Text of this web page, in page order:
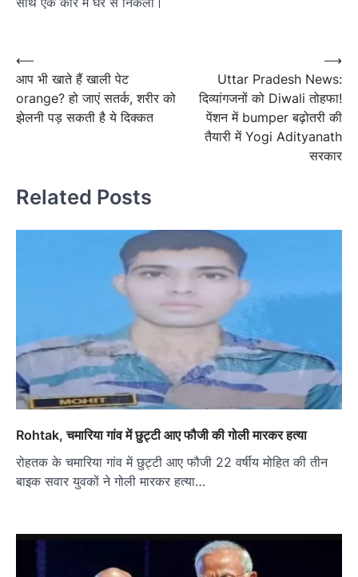
navigation
Post
navigation
⟵
आप भी खाते हैं खाली पेट
orange? हो जाएं सतर्क, शरीर को
झेलनी पड़ सकती है ये दिक्कत
Uttar Pradesh News:
दिव्यांगजनों को Diwali तोहफा!
पेंशन में bumper बढ़ोतरी की
तैयारी में Yogi Adityanath
सरकार
⟶
Related Posts
Rohtak, चमारिया गांव में छुट्टी आए फौजी की गोली मारकर हत्या
रोहतक के चमारिया गांव में छुट्टी आए फौजी 22 वर्षीय मोहित की तीन
बाइक सवार युवकों ने गोली मारकर हत्या…